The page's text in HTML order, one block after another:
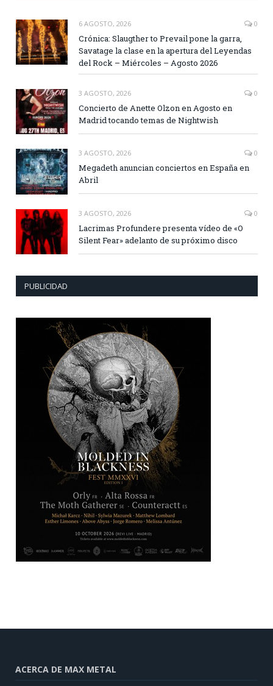
6 AGOSTO, 2026 0
Crónica: Slaugther to Prevail pone la garra,
Savatage la clase en la apertura del Leyendas
del Rock – Miércoles – Agosto 2026
3 AGOSTO, 2026 0
Concierto de Anette Olzon en Agosto en
Madrid tocando temas de Nightwish
3 AGOSTO, 2026 0
Megadeth anuncian conciertos en España en
Abril
3 AGOSTO, 2026 0
Lacrimas Profundere presenta vídeo de «O
Silent Fear» adelanto de su próximo disco
PUBLICIDAD
ACERCA DE MAX METAL